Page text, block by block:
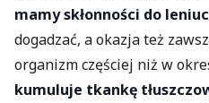
mamy skłonności do
dogadzać, a okazja też
organizm częściej niż w
kumuluje tkankę